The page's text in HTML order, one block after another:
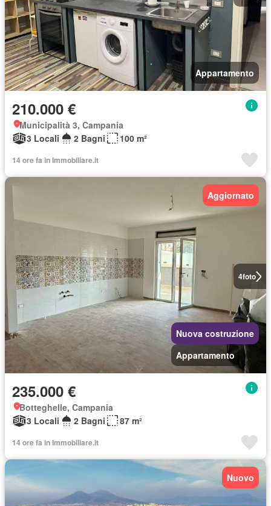
Appartamento
210.000 €
Municipalità 3, Campania
3 Locali
2 Bagni 100 m²
14 ore fa in Immobiliare.it
4foto
Aggiornato
Nuova costruzione
Appartamento
235.000 €
Botteghelle, Campania
3 Locali
2 Bagni 87 m²
14 ore fa in Immobiliare.it
Nuovo